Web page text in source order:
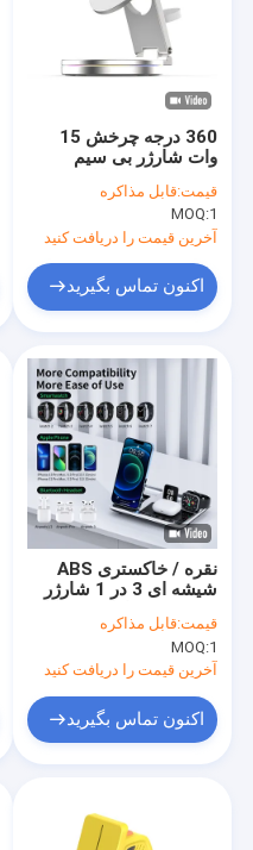
محصولات
360 درجه چرخش 15
وات شارژر بی سیم
98.3*24.7*95.8mm
قیمت:قابل مذاکره
MOQ:1
آخرین قیمت را دریافت کنید
اکنون تماس بگیرید
نقره / خاکستری ABS
شیشه ای 3 در 1 شارژر
تاشو
قیمت:قابل مذاکره
MOQ:1
آخرین قیمت را دریافت کنید
اکنون تماس بگیرید